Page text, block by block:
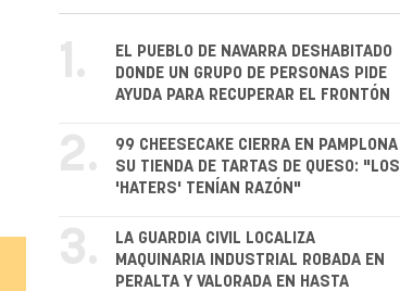
1.
EL PUEBLO DE NAVARRA DESHABITADO
DONDE UN GRUPO DE PERSONAS PIDE
AYUDA PARA RECUPERAR EL FRONTÓN
2.
99 CHEESECAKE CIERRA EN PAMPLONA
SU TIENDA DE TARTAS DE QUESO: "LOS
'HATERS' TENÍAN RAZÓN"
3.
LA GUARDIA CIVIL LOCALIZA
MAQUINARIA INDUSTRIAL ROBADA EN
PERALTA Y VALORADA EN HASTA